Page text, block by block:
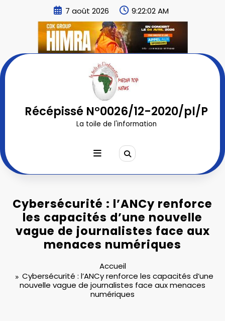
7 août 2026 9:22:04 AM
Récépissé N°0026/12-2020/pl/P
La toile de l'information
Cybersécurité : l’ANCy renforce
les capacités d’une nouvelle
vague de journalistes face aux
menaces numériques
Accueil
Cybersécurité : l’ANCy renforce les capacités d’une
nouvelle vague de journalistes face aux menaces
numériques